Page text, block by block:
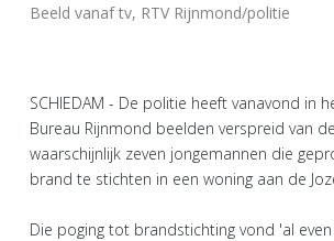
Beeld vanaf tv, RTV Rijnmond/politie
SCHIEDAM - De politie heeft vanavond in
Bureau Rijnmond beelden verspreid van
waarschijnlijk zeven jongemannen die
brand te stichten in een woning aan de
Die poging tot brandstichting vond 'al